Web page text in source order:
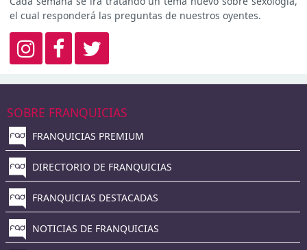
el cual responderá las preguntas de nuestros oyentes.
SOBRE FRANQUICIAS
FRANQUICIAS PREMIUM
DIRECTORIO DE FRANQUICIAS
FRANQUICIAS DESTACADAS
NOTICIAS DE FRANQUICIAS